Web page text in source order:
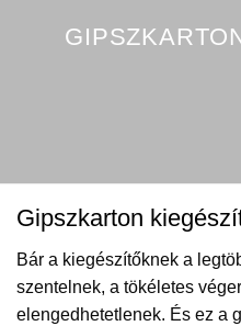
Gipszkarton
Bár a kiegészítőknek a
szentelnek, a tökéletes
elengedhetetlenek. És ez a